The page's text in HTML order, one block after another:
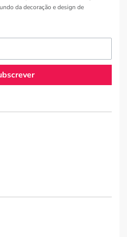
da decoração e design de